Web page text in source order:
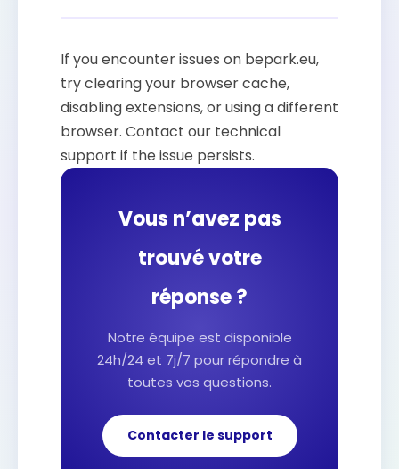
If you encounter issues on bepark.eu,
try clearing your browser cache,
disabling extensions, or using a different
browser. Contact our technical
support if the issue persists.
Vous n’avez pas
trouvé votre
réponse ?
Notre équipe est disponible
24h/24 et 7j/7 pour répondre à
toutes vos questions.
Contacter le support